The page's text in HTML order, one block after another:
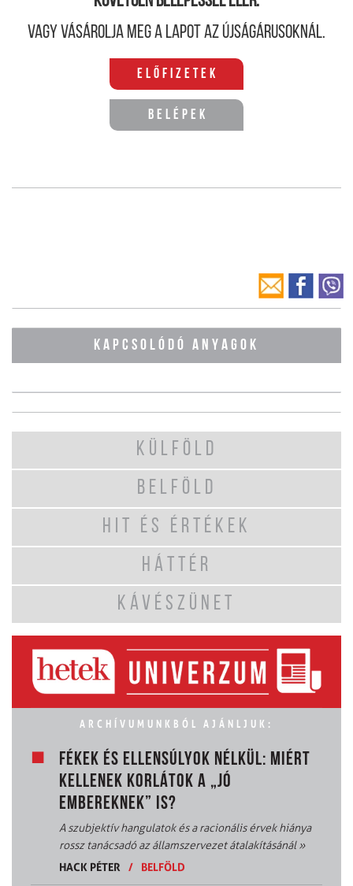
Vagy vásárolja meg a lapot az újságárusoknál.
Előfizetek
Belépek
KAPCSOLÓDÓ ANYAGOK
KÜLFÖLD
BELFÖLD
HIT ÉS ÉRTÉKEK
HÁTTÉR
KÁVÉSZÜNET
ARCHÍVUMUNKBÓL AJÁNLJUK:
FÉKEK ÉS ELLENSÚLYOK NÉLKÜL: MIÉRT
KELLENEK KORLÁTOK A „JÓ
EMBEREKNEK” IS?
A szubjektív hangulatok és a racionális érvek hiánya
rossz tanácsadó az államszervezet átalakításánál»
HACK PÉTER
/ BELFÖLD